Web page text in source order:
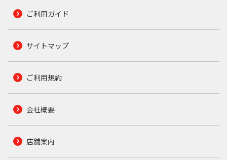
ご利用ガイド
サイトマップ
ご利用規約
会社概要
店舗案内